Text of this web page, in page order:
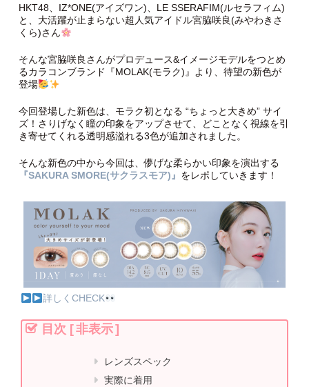
HKT48、IZ*ONE(アイズワン)、LE SSERAFIM(ルセラフィム)
と、大活躍が止まらない超人気アイドル宮脇咲良(みやわきさ
くら)さん
そんな宮脇咲良さんがプロデュース&イメージモデルをつとめ
るカラコンブランド『MOLAK(モラク)』より、待望の新色が
登場
今回登場した新色は、モラク初となる “ちょっと大きめ” サイ
ズ！さりげなく瞳の印象をアップさせて、どことなく視線を引
き寄せてくれる透明感溢れる3色が追加されました。
そんな新色の中から今回は、儚げな柔らかい印象を演出する
『SAKURA SMORE(サクラスモア)』 をレポしていきます！
詳しくCHECK
目次 [非表示]
レンズスペック
実際に着用